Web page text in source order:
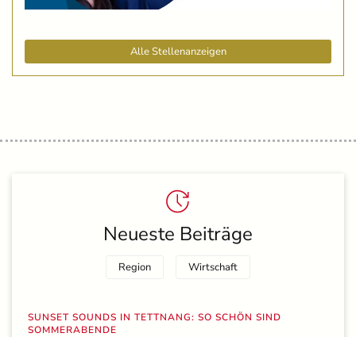
Alle Stellenanzeigen
Neueste Beiträge
Region Wirtschaft
SUNSET SOUNDS IN TETTNANG: SO SCHÖN SIND
SOMMERABENDE